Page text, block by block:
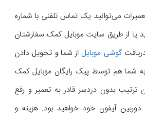
می‌توانید یک تماس تلفنی با شماره
کنید یا از طریق سایت موبایل کمک سفارشتان
گوشی موبایلاز شما و تحویل دادن
به شما هم توسط پیک رایگان موبایل کمک
ترتیب بدون دردسر قادر به تعمیر و رفع
آیفون خود خواهید بود. هزینه و